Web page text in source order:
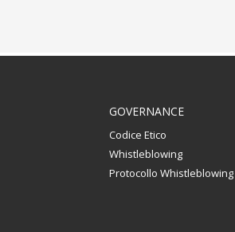
GOVERNANCE
Codice Etico
Whistleblowing
Protocollo Whistleblowing